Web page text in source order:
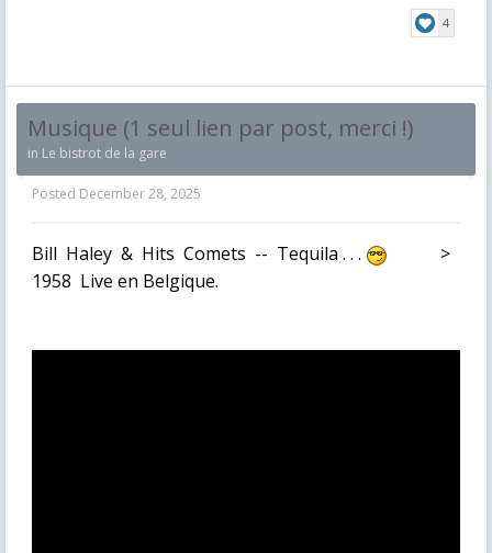
4
Musique (1 seul lien par post, merci !)
in Le bistrot de la gare
Posted December 28, 2025
Bill Haley & Hits Comets -- Tequila . . .
>
1958 Live en Belgique.